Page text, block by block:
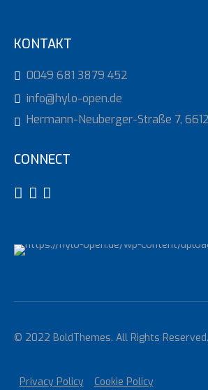
KONTAKT
0049 681 3879 452
info@hylo-open.de
Hermann-Neuberger-Straße 7,
CONNECT
© 2022 BoldThemes. All Rights Reserved.
Privacy Policy Cookie Policy